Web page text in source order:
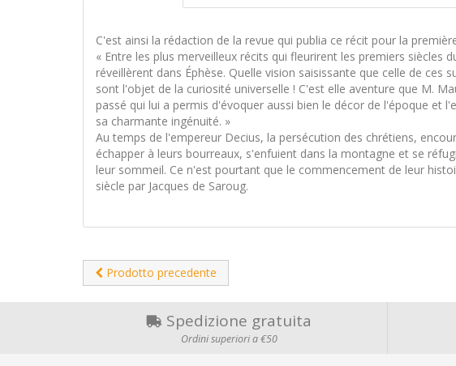
C'est ainsi la rédaction de la revue qui publia ce récit pour la
« Entre les plus merveilleux récits qui fleurirent les premiers
réveillèrent dans Éphèse. Quelle vision saisissante que celle de
sont l'objet de la curiosité universelle ! C'est elle aventure que M.
passé qui lui a permis d'évoquer aussi bien le décor de l'époque et
sa charmante ingénuité. »
Au temps de l'empereur Decius, la persécution des chrétiens,
échapper à leurs bourreaux, s'enfuient dans la montagne et se
leur sommeil. Ce n'est pourtant que le commencement de leur
siècle par Jacques de Saroug.
Prodotto precedente
Spedizione gratuita
Ordini superiori a €50